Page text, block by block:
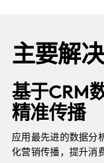
主要解
基于CRM
精准传播
应用最先进的数据分
化营销传播，提升消